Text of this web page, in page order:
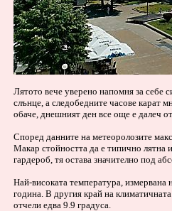
Лятото вече уверено напомня за себе
слънце, а следобедните часове карат
обаче, днешният ден все още е далеч
Според данните на метеоролозите
Макар стойността да е типично лятна
гардероб, тя остава значително под
Най-високата температура, измервана
година. В другия край на
отчели едва 9.9 градуса.